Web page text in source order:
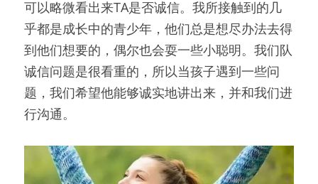
可以略微看出来TA是否诚信。我所接触到的几
乎都是成长中的青少年，他们总是想尽办法去得
到他们想要的，偶尔也会耍一些小聪明。我们队
诚信问题是很看重的，所以当孩子遇到一些问
题，我们希望他能够诚实地讲出来，并和我们进
行沟通。